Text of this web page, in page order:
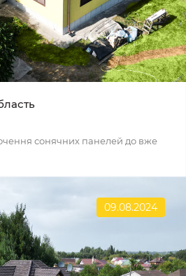
сонячних панелей до вже
09.08.2024